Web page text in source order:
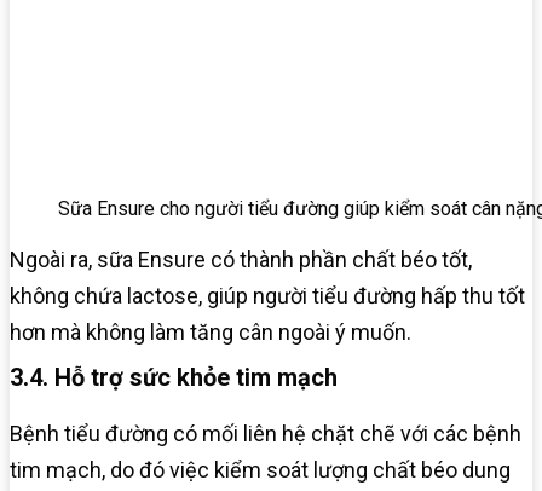
Sữa Ensure cho người tiểu đường giúp kiểm soát cân
Ngoài ra, sữa Ensure có thành phần chất béo tốt,
không chứa lactose, giúp người tiểu đường hấp thu tốt
hơn mà không làm tăng cân ngoài ý muốn.
3.4. Hỗ trợ sức khỏe tim mạch
Bệnh tiểu đường có mối liên hệ chặt chẽ với các bệnh
tim mạch, do đó việc kiểm soát lượng chất béo dung